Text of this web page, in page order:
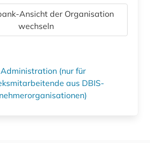
Ansicht der Organisation
wechseln
(nur für
aus DBIS-